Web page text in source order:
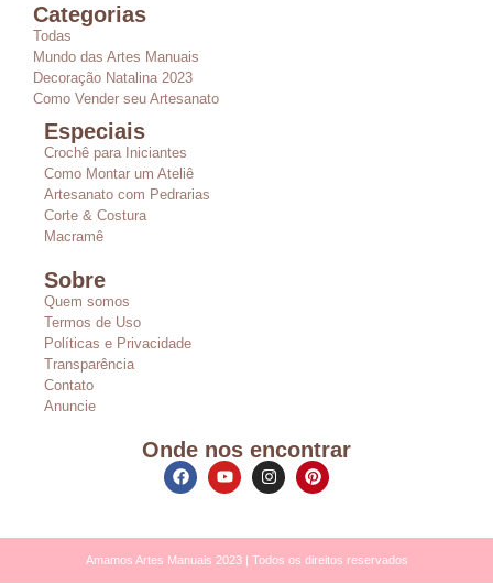
Categorias
Todas
Mundo das Artes Manuais
Decoração Natalina 2023
Como Vender seu Artesanato
Especiais
Crochê para Iniciantes
Como Montar um Ateliê
Artesanato com Pedrarias
Corte & Costura
Macramê
Sobre
Quem somos
Termos de Uso
Políticas e Privacidade
Transparência
Contato
Anuncie
Onde nos encontrar
Amamos Artes Manuais 2023 | Todos os direitos reservados